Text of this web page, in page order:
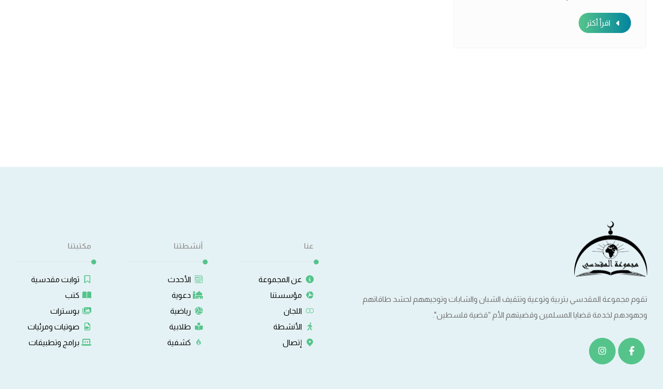
اقرأ أكثر
تقوم مجموعة المقدسي بتربية وتوعية وتثقيف الشبان والشابات وتوجيههم لحشد طاقاتهم
وجهودهم لخدمة قضايا المسلمين وقضيتهم الأم “قضية فلسطين".
عنا
عن المجموعة
مؤسستنا
اللجان
الأنشطة
إتصال
أنشطتنا
الأحدث
دعوية
رياضية
طلابية
كشفية
مكتبتنا
ثوابت مقدسية
كتب
بوسترات
صوتيات ومرئيات
برامج وتطبيقات